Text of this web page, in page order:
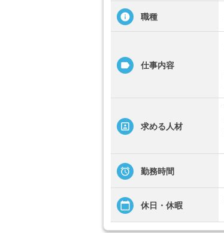
職種
仕事内容
求める人材
勤務時間
休日・休暇